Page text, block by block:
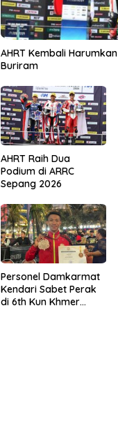
AHRT Kembali
Buriram
AHRT Raih Dua
Podium di ARRC
Sepang 2026
Personel Damkarmat
Kendari Sabet Perak
di 6th Kun Khmer